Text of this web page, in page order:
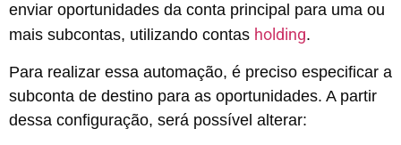
enviar oportunidades da conta principal para uma ou
mais subcontas, utilizando contas holding.
Para realizar essa automação, é preciso especificar a
subconta de destino para as oportunidades. A partir
dessa configuração, será possível alterar: